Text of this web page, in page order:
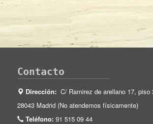
Contacto
Dirección: C/ Ramirez de arellano 17, piso
28043 Madrid (No atendemos físicamente)
Teléfono: 91 515 09 44